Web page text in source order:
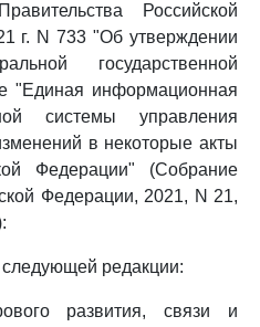
Российской
г. N 733 "Об утверждении
государственной
"Единая информационная
системы управления
в некоторые акты
Федерации" (Собрание
Федерации, 2021, N 21,
следующей редакции:
развития, связи и